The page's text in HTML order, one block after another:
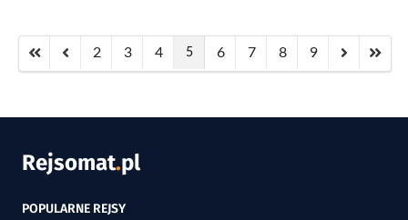
2 3 4 5 6 7 8 9
Rejsomat.pl
POPULARNE REJSY